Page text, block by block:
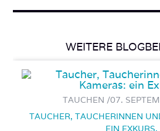
WEITERE
TAUCHEN /07.
TAUCHER, TAUCHERINNEN
EIN EXKURS.